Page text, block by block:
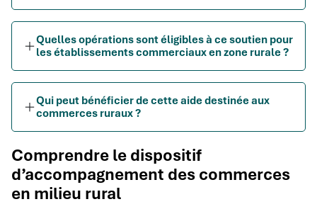
Quelles opérations sont éligibles à ce soutien pour
les établissements commerciaux en zone rurale ?
Qui peut bénéficier de cette aide destinée aux
commerces ruraux ?
Comprendre le dispositif
d’accompagnement des commerces
en milieu rural